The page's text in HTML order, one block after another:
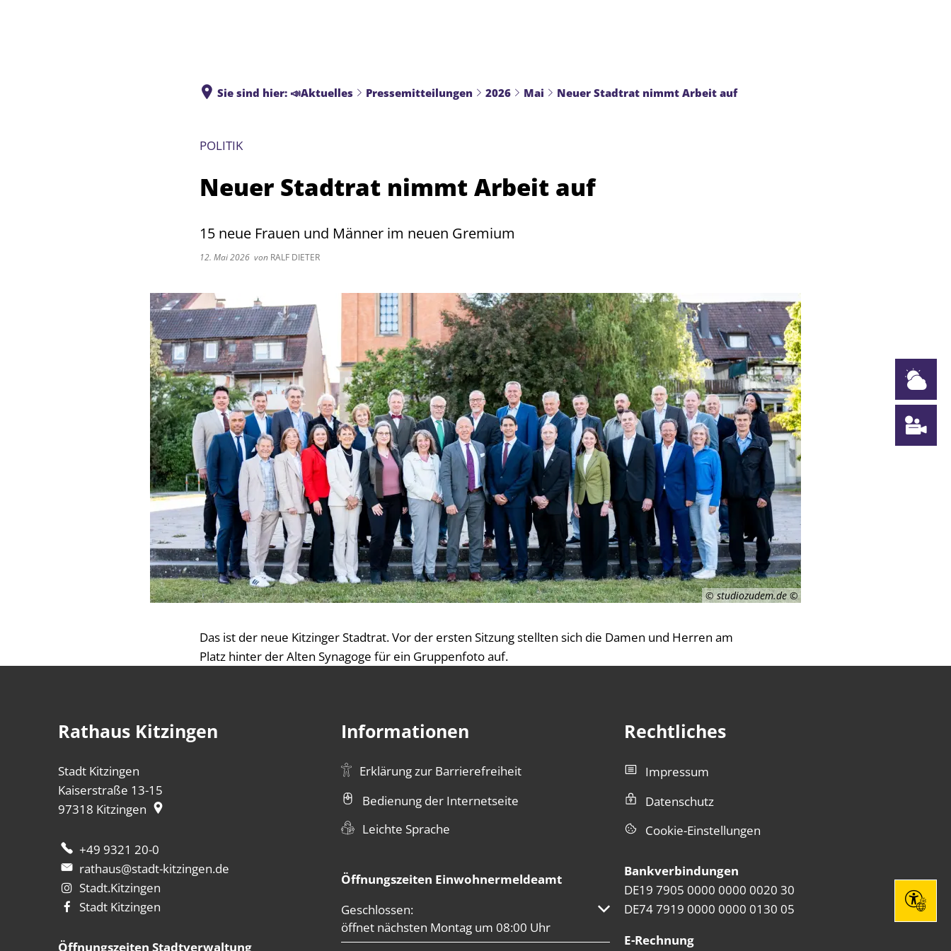
Sie sind hier: 📣Aktuelles Pressemitteilungen 2026 Mai Neuer Stadtrat nimmt Arbeit auf
POLITIK
Neuer Stadtrat nimmt Arbeit auf
15 neue Frauen und Männer im neuen Gremium
12. Mai 2026 von RALF DIETER
© studiozudem.de
Das ist der neue Kitzinger Stadtrat. Vor der ersten Sitzung stellten sich die Damen und Herren am
Platz hinter der Alten Synagoge für ein Gruppenfoto auf.
Rathaus Kitzingen
Stadt Kitzingen
Kaiserstraße 13-15
97318 Kitzingen
+49 9321 20-0
rathaus@stadt-kitzingen.de
Stadt.Kitzingen
Stadt Kitzingen
Öffnungszeiten Stadtverwaltung
Informationen
Erklärung zur Barrierefreiheit
Bedienung der Internetseite
Leichte Sprache
Öffnungszeiten Einwohnermeldeamt
Klicken, um weitere Öffnungs- oder Schließzeiten auszublenden
Geschlossen:
öffnet nächsten Montag um 08:00 Uhr
Rechtliches
Impressum
Datenschutz
Cookie-Einstellungen
Bankverbindungen
DE19 7905 0000 0000 0020 30
DE74 7919 0000 0000 0130 05
E-Rechnung
Seite